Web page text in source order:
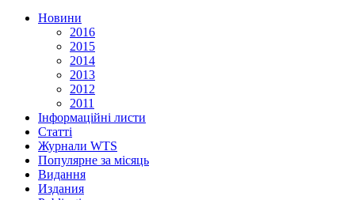
Новини
2016
2015
2014
2013
2012
2011
Інформаційні листи
Статті
Журнали WTS
Популярне за місяць
Видання
Издания